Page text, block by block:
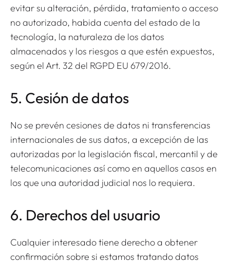
evitar su alteración, pérdida, tratamiento o acceso
no autorizado, habida cuenta del estado de la
tecnología, la naturaleza de los datos
almacenados y los riesgos a que estén expuestos,
según el Art. 32 del RGPD EU 679/2016.
5. Cesión de datos
No se prevén cesiones de datos ni transferencias
internacionales de sus datos, a excepción de las
autorizadas por la legislación fiscal, mercantil y de
telecomunicaciones así como en aquellos casos en
los que una autoridad judicial nos lo requiera.
6. Derechos del usuario
Cualquier interesado tiene derecho a obtener
confirmación sobre si estamos tratando datos